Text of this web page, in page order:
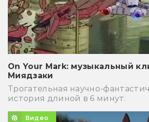
On Your Mark: музыкальный
Миядзаки
Трогательная научно-
история длиной в 6 минут.
Видео